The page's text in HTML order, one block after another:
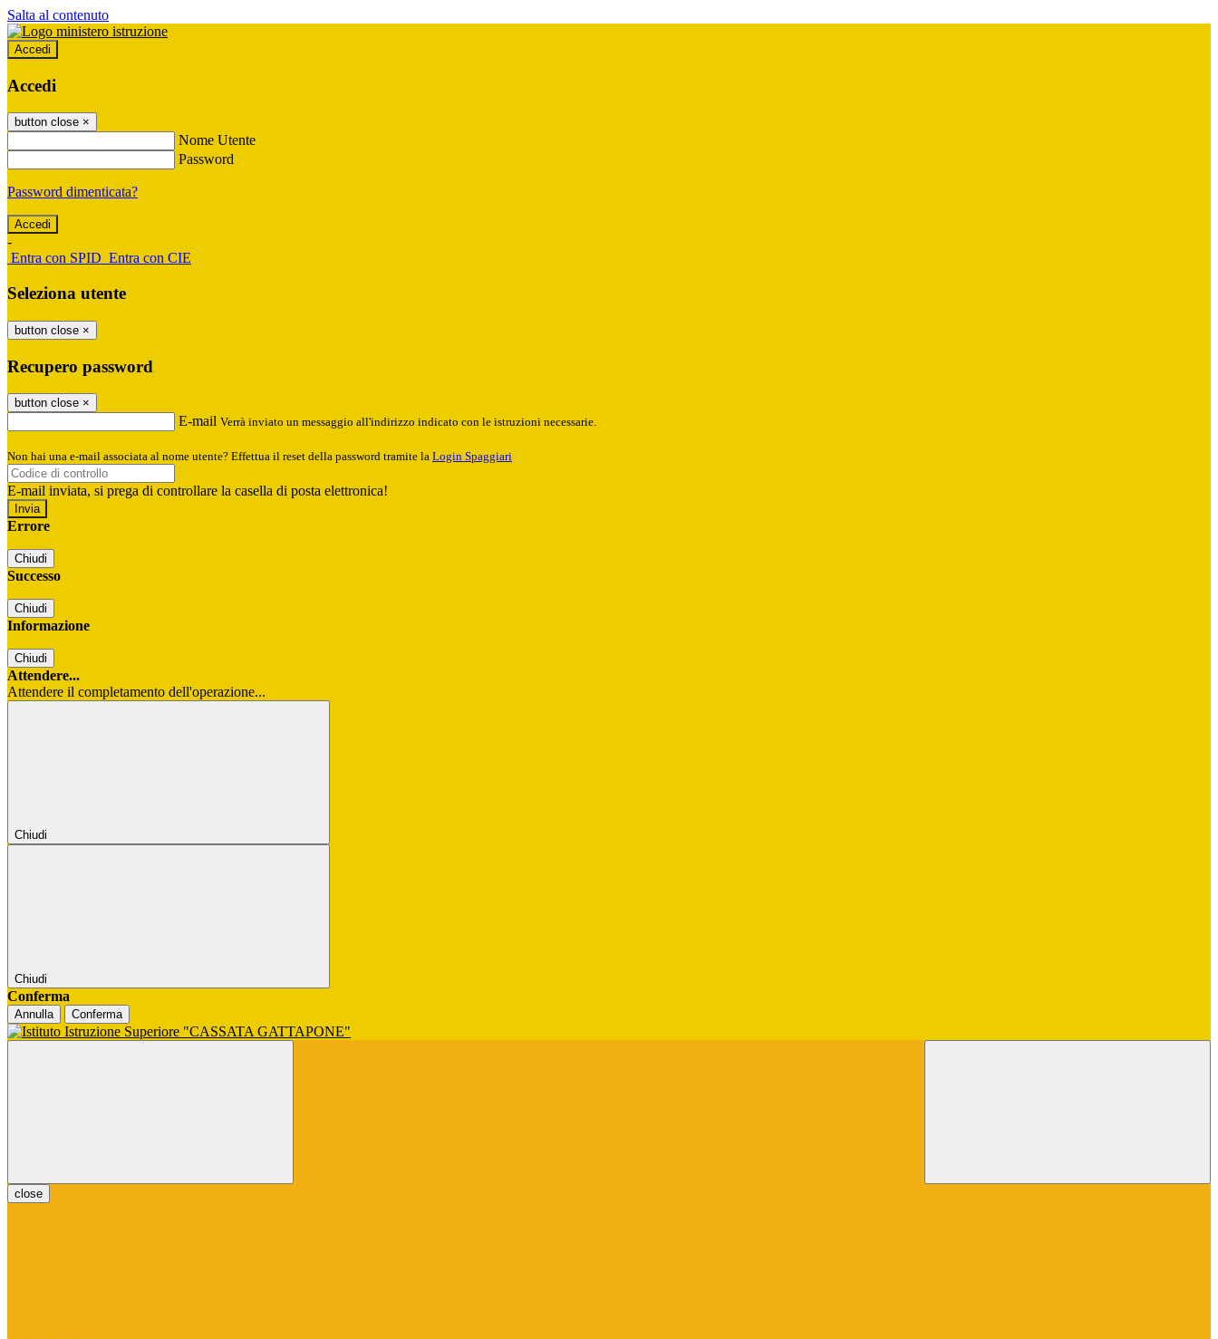
Salta al contenuto
Accedi
Accedi
button close ×
Nome Utente
Password
Password dimenticata?
-
Entra con SPID Entra con CIE
Seleziona utente
button close ×
Recupero password
button close ×
E-mail Verrà inviato un messaggio all'indirizzo indicato con le istruzioni necessarie.
Non hai una e-mail associata al nome utente? Effettua il reset della password tramite la Login Spaggiari
E-mail inviata, si prega di controllare la casella di posta elettronica!
Errore
Chiudi
Successo
Chiudi
Informazione
Chiudi
Attendere...
Attendere il completamento dell'operazione...
Chiudi
Chiudi
Conferma
Annulla Conferma
close